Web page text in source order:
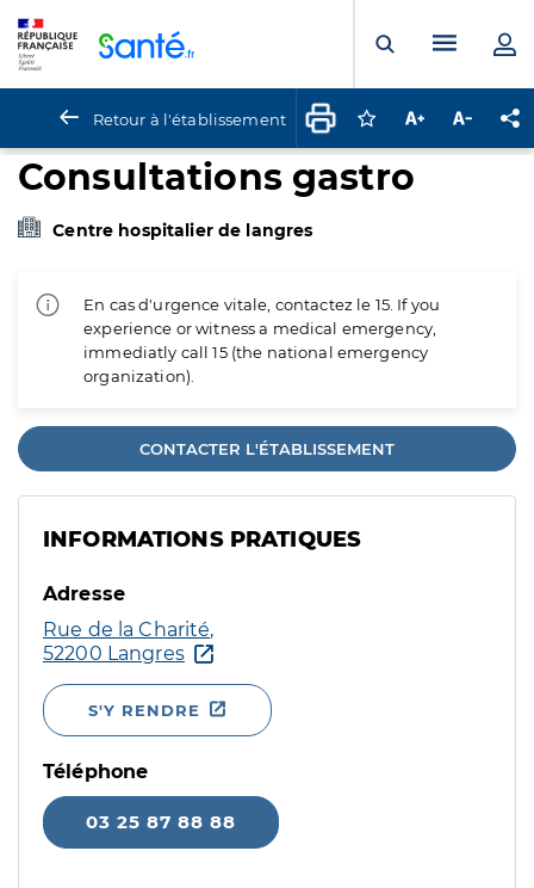
Ouvrir laMenu
Retour à l'établissement Connectez-vous
Augmenter la
Consultations gastro
Centre hospitalier de langres
En cas d'urgence vitale, contactez le 15. If you
experience or witness a medical emergency,
immediatly call 15 (the national emergency
organization).
CONTACTER L'ÉTABLISSEMENT
INFORMATIONS PRATIQUES
Adresse
Rue de la Charité,
52200 Langres
S'Y RENDRE
Téléphone
03 25 87 88 88